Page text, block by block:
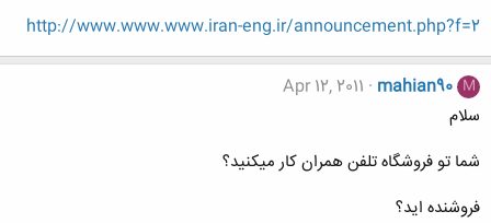
http://www.www.www.iran-eng.ir/announcement.php?f=2
M
mahian90
Apr 12, 2011
سلام
شما تو فروشگاه تلفن همران کار میکنید؟
فروشنده اید؟